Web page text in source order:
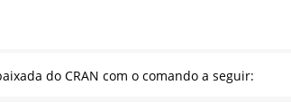
do CRAN com o comando a seguir: